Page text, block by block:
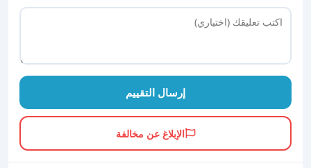
إرسال التقييم
الإبلاغ عن مخالفة